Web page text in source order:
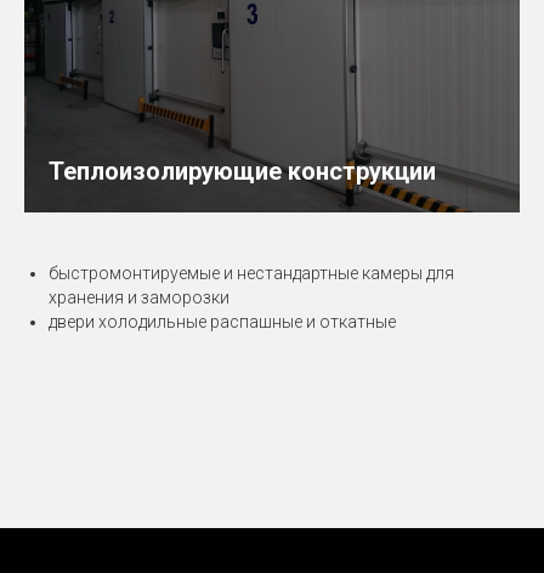
Теплоизолирующие конструкции
быстромонтируемые и нестандартные камеры для
хранения и заморозки
двери холодильные распашные и откатные